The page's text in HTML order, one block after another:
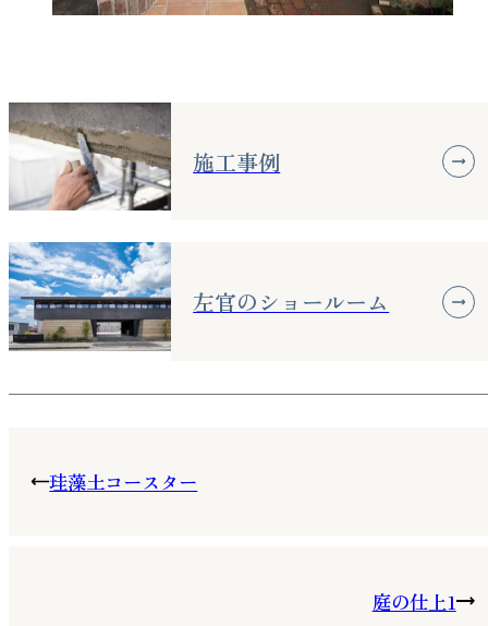
施工事例
左官のショールーム
珪藻土コースター
庭の仕上1